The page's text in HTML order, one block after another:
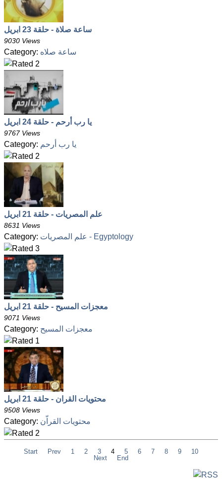
ساعة صلاة - حلقة 23 ابريل
9030 Views
Category: ساعة صلاه
يا رب أرحم - حلقة 24 ابريل
9767 Views
Category: يا رب أرحم
علم المصريات - حلقة 21 ابريل
8631 Views
Category: علم المصريات - Egyptology
معجزات المسيح - حلقة 21 ابريل
9071 Views
Category: معجزات المسيح
محتويات القران - حلقة 21 ابريل
9508 Views
Category: محتويات القراّن
Start Prev 1 2 3 4 5 6 7 8 9
10
Next
End